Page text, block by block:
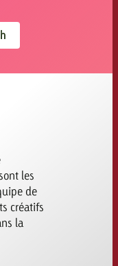
les
de
créatifs
la